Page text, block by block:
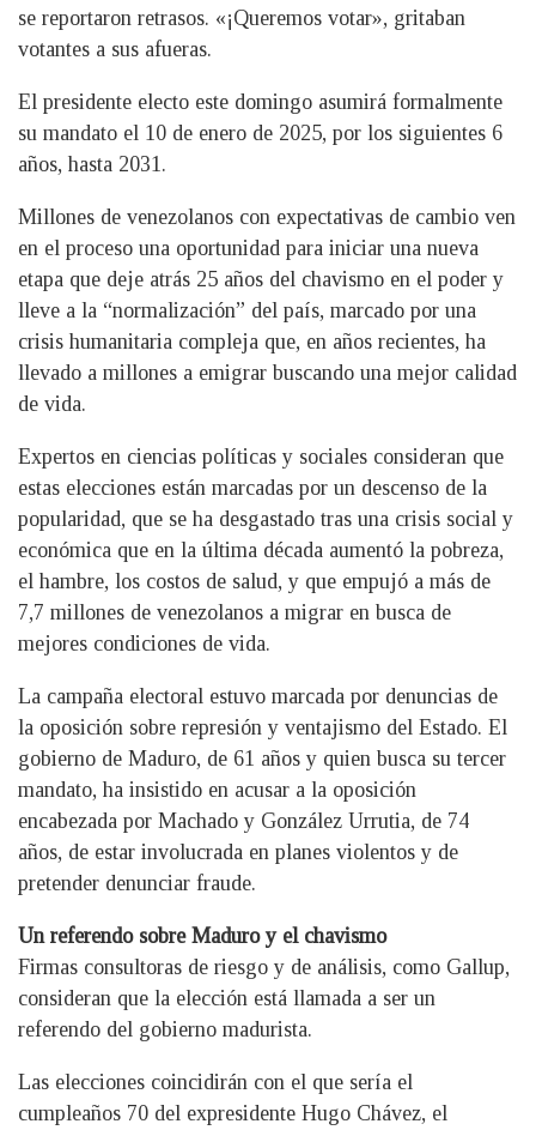
se reportaron retrasos. «¡Queremos votar», gritaban
votantes a sus afueras.
El presidente electo este domingo asumirá formalmente
su mandato el 10 de enero de 2025, por los siguientes 6
años, hasta 2031.
Millones de venezolanos con expectativas de cambio ven
en el proceso una oportunidad para iniciar una nueva
etapa que deje atrás 25 años del chavismo en el poder y
lleve a la “normalización” del país, marcado por una
crisis humanitaria compleja que, en años recientes, ha
llevado a millones a emigrar buscando una mejor calidad
de vida.
Expertos en ciencias políticas y sociales consideran que
estas elecciones están marcadas por un descenso de la
popularidad, que se ha desgastado tras una crisis social y
económica que en la última década aumentó la pobreza,
el hambre, los costos de salud, y que empujó a más de
7,7 millones de venezolanos a migrar en busca de
mejores condiciones de vida.
La campaña electoral estuvo marcada por denuncias de
la oposición sobre represión y ventajismo del Estado. El
gobierno de Maduro, de 61 años y quien busca su tercer
mandato, ha insistido en acusar a la oposición
encabezada por Machado y González Urrutia, de 74
años, de estar involucrada en planes violentos y de
pretender denunciar fraude.
Un referendo sobre Maduro y el chavismo
Firmas consultoras de riesgo y de análisis, como Gallup,
consideran que la elección está llamada a ser un
referendo del gobierno madurista.
Las elecciones coincidirán con el que sería el
cumpleaños 70 del expresidente Hugo Chávez, el